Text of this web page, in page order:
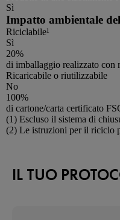
Sì
Impatto ambientale
Riciclabile¹
Sì
20%
di imballaggio realizzato con
Ricaricabile o riutilizzabile
No
100%
di cartone/carta certificato
Footnotes
(1) Escluso il sistema di
(2) Le istruzioni per il riciclo
IL TUO